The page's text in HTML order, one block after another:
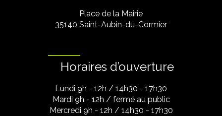
Place de la Mairie
35140 Saint-Aubin-du-Cormier
Horaires d’ouverture
Lundi 9h - 12h / 14h30 - 17h30
Mardi 9h - 12h / fermé au public
Mercredi 9h - 12h / 14h30 - 17h30